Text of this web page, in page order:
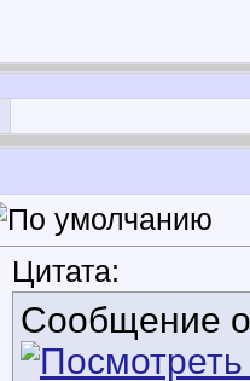
Цитата:
Сообщение